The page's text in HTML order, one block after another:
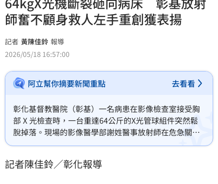
師奮不顧身救人左手重創獲表揚
記者 黃陳佳鈴 報導
2026/05/18 16:57:00
阿立幫你摘要新聞重點 去看看
彰化基督教醫院（彰基）一名病患在影像檢查室接受胸
部 X 光檢查時，一台重達64公斤的X光管球組件突然鬆
脫掉落。現場的影像醫學部謝姓醫事放射師在危急關
頭，沒有選擇自己退後避難，反而奮不顧身衝上前將沉
在床上的病患擦身而過。謝姓放射師為此導致左手手臂
記者陳佳鈴／彰化報導